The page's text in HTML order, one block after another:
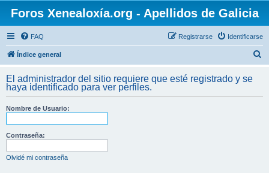
Foros Xenealoxía.org - Apellidos de Galicia
FAQ Identificarse
Registrarse
Índice general
c
El administrador del sitio requiere que esté registrado y se
haya identificado para ver perfiles.
Nombre de Usuario:
Contraseña:
Olvidé mi contraseña